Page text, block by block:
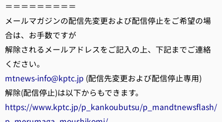
＝＝＝＝＝＝＝＝＝
メールマガジンの配信先変更および配信停止をご希望の場
合は、お手数ですが
解除されるメールアドレスをご記入の上、下記までご連絡
ください。
mtnews-info@kptc.jp (配信先変更および配信停止専用)
解除(配信停止)は以下からもできます。
https://www.kptc.jp/p_kankoubutsu/p_mandtnewsflash/